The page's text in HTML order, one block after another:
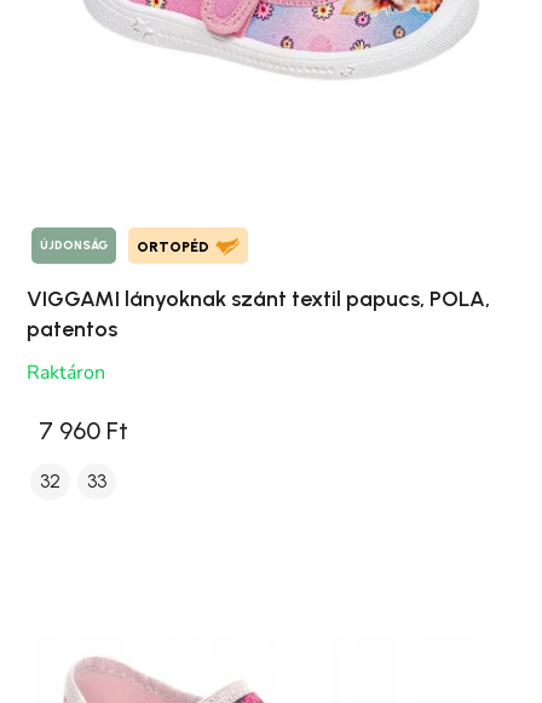
ÚJDONSÁG ORTOPÉD
VIGGAMI lányoknak szánt textil papucs, POLA,
patentos
Raktáron
7 960 Ft
32 33